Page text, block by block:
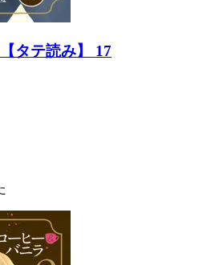
タテ読み】 17